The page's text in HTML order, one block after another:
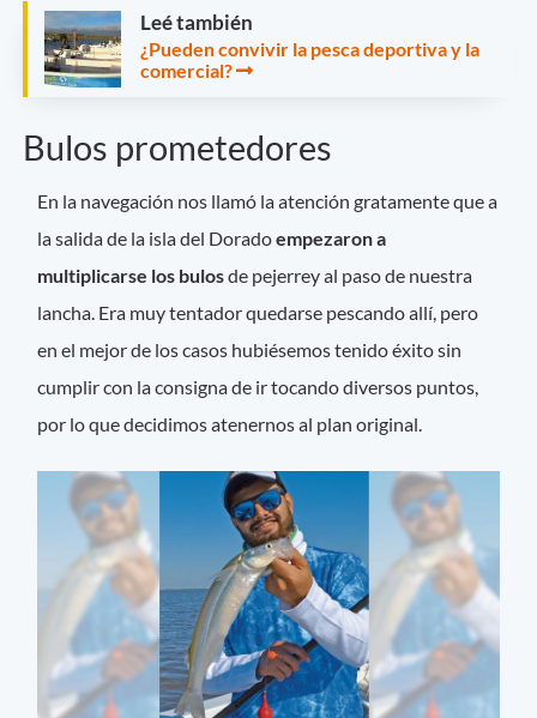
Leé también
¿Pueden convivir la pesca deportiva y la
comercial?
Bulos prometedores
En la navegación nos llamó la atención gratamente que a
la salida de la isla del Doradoempezaron a
multiplicarse los bulosde pejerrey al paso de nuestra
lancha. Era muy tentador quedarse pescando allí, pero
en el mejor de los casos hubiésemos tenido éxito sin
cumplir con la consigna de ir tocando diversos puntos,
por lo que decidimos atenernos al plan original.